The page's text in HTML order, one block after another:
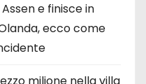
e finisce in
ecco come